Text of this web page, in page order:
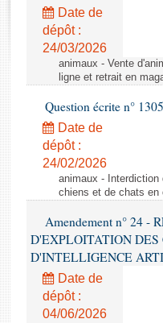
Rapports législatifs
Rapports sur l'application
Baromètre de
Dossiers législatifs
Budget et sécurité sociale
Questions écrites et orales
Comptes rendus des
Date de
dépôt :
24/03/2026
animaux - Vente
ligne et retrait en
Question écrite n°
Date de
dépôt :
24/02/2026
animaux -
chiens et de chats
Amendement n° 24 -
D'EXPLOITATION DES
D'INTELLIGENCE
Date de
dépôt :
04/06/2026